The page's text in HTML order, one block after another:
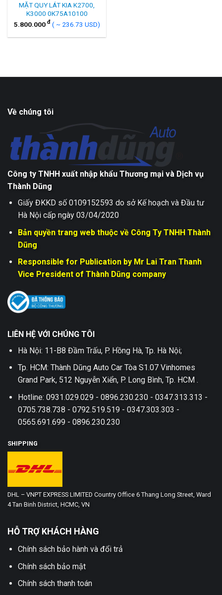
MẶT QUY LÁT KIA K2700,
K3000 0K75A10100
5.800.000 đ ( ~ 236.73 USD)
Về chúng tôi
Công ty TNHH xuất nhập khẩu Thương mại và Dịch vụ
Thành Dũng
Giấy ĐKKD số 0109152593 do sở Kế hoạch và Đầu tư
Hà Nội cấp ngày 03/04/2020
Bản quyền trang web thuộc về Công Ty TNHH Thành
Dũng
Responsible for Publication by Mr Lai Tran Thanh
Vice President of Thành Dũng company
LIÊN HỆ VỚI CHÚNG TÔI
Hà Nội: 11-B8 Đầm Trấu, P. Hồng Hà, Tp. Hà Nội;
Tp. HCM: Thành Dũng Auto Car Tòa S1.07 Vinhomes
Grand Park, 512 Nguyễn Xiển, P. Long Bình, Tp. HCM .
Hotline: 0931.029.029 - 0896.230.230 - 0347.313.313 -
0705.738.738 - 0792.519.519 - 0347.303.303 -
0565.691.699 - 0896.230.230
SHIPPING
DHL – VNPT EXPRESS LIMITED Country Office 6 Thang Long Street, Ward
4 Tan Binh District, HCMC, VN
HỖ TRỢ KHÁCH HÀNG
Chính sách bảo hành và đổi trả
Chính sách bảo mật
Chính sách thanh toán